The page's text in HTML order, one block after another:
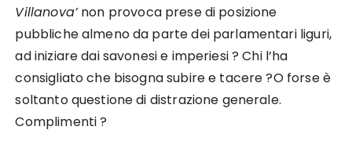
Villanova’non provoca prese di posizione
pubbliche almeno da parte dei parlamentari liguri,
ad iniziare dai savonesi e imperiesi ? Chi l’ha
consigliato che bisogna subire e tacere ?O forse è
soltanto questione di distrazione generale.
Complimenti ?